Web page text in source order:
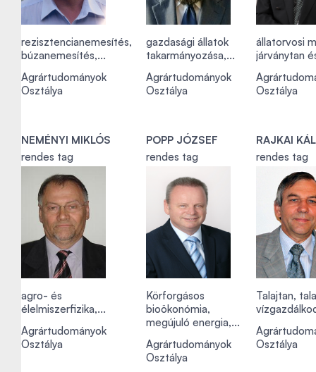
rezisztencianemesítés,
búzanemesítés,...
Agrártudományok
Osztálya
gazdasági állatok
takarmányozása,...
Agrártudományok
Osztálya
állatorvosi
járványtan
Osztálya
NEMÉNYI MIKLÓS
rendes tag
agro- és
élelmiszerfizika,...
Agrártudományok
Osztálya
POPP JÓZSEF
rendes tag
Körforgásos
bioökonómia,
megújuló energia,...
Agrártudományok
Osztálya
RAJKAI
rendes tag
Talajtan,
Osztálya